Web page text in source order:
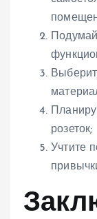
розеток;
Учтите